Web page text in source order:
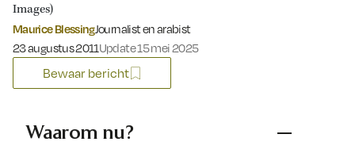
Images)
Maurice BlessingJournalist en arabist
Gepubliceerd op:
23 augustus 2011Update 15 mei 2025
Bewaar bericht
Waarom nu?